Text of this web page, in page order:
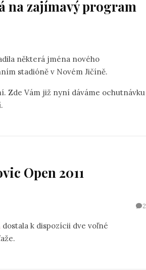
na zajímavý program
některá jména nového
stadióně v Novém Jičíně.
Open 2011
2
dostala k dispozícii dve voľné